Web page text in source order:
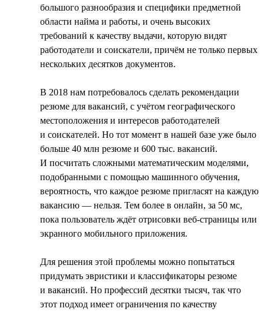
большого разнообразия и специфики предметной
области найма и работы, и очень высоких
требований к качеству выдачи, которую видят
работодатели и соискатели, причём не только первых
нескольких десятков документов.
В 2018 нам потребовалось сделать рекомендации
резюме для вакансий, с учётом географического
местоположения и интересов работодателей
и соискателей. Но тот момент в нашей базе уже было
больше 40 млн резюме и 600 тыс. вакансий.
И посчитать сложными математическим моделями,
подобранными с помощью машинного обучения,
вероятность, что каждое резюме пригласят на каждую
вакансию — нельзя. Тем более в онлайн, за 50 мс,
пока пользователь ждёт отрисовки веб-страницы или
экранного мобильного приложения.
Для решения этой проблемы можно попытаться
придумать эвристики и классификаторы резюме
и вакансий. Но профессий десятки тысяч, так что
этот подход имеет ограничения по качеству